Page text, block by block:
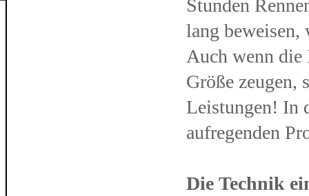
Stunden
lang
Auch wenn die
Größe zeugen,
Leistungen! In
aufregenden
Die Technik